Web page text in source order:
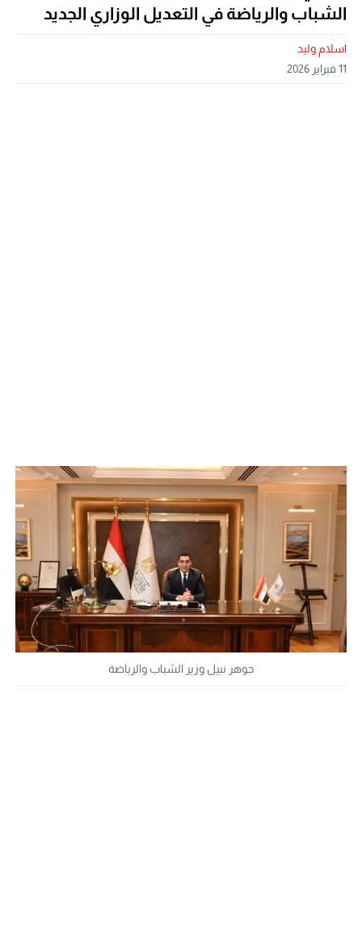
الشباب والرياضة في التعديل الوزاري الجديد
اسلام وليد
11 فبراير 2026
جوهر نبيل وزير الشباب والرياضة